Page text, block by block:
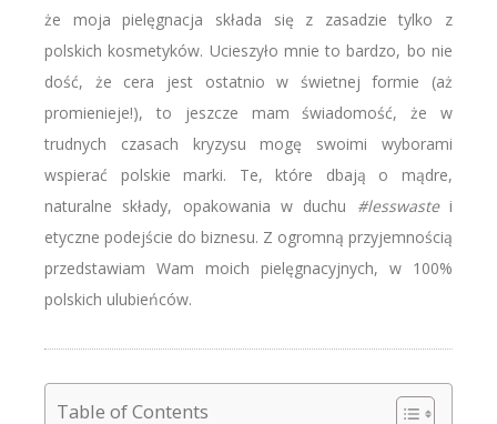
że moja pielęgnacja składa się z zasadzie tylko z
polskich kosmetyków. Ucieszyło mnie to bardzo, bo nie
dość, że cera jest ostatnio w świetnej formie (aż
promienieje!), to jeszcze mam świadomość, że w
trudnych czasach kryzysu mogę swoimi wyborami
wspierać polskie marki. Te, które dbają o mądre,
naturalne składy, opakowania w duchu #lesswastei
etyczne podejście do biznesu. Z ogromną przyjemnością
przedstawiam Wam moich pielęgnacyjnych, w 100%
polskich ulubieńców.
Table of Contents